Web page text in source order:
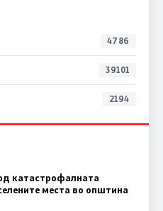
4786
39101
2194
катастрофалната
места во општина